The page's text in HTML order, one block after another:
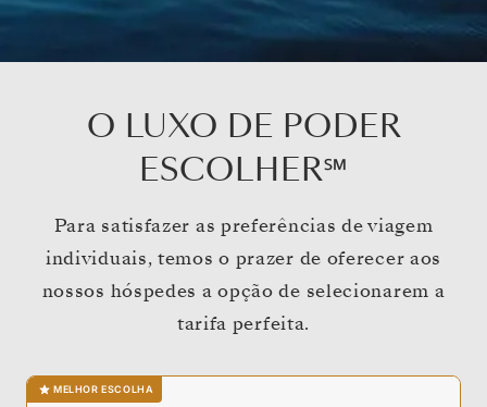
O LUXO DE PODER
ESCOLHER℠
Para satisfazer as preferências de viagem
individuais, temos o prazer de oferecer aos
nossos hóspedes a opção de selecionarem a
tarifa perfeita.
MELHOR ESCOLHA